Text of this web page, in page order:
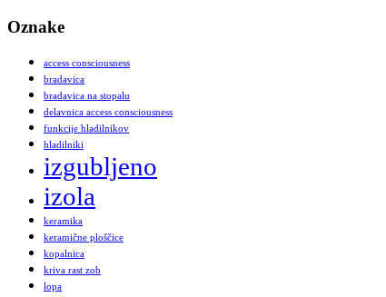
Oznake
access consciousness
bradavica
bradavica na stopalu
delavnica access consciousness
funkcije hladilnikov
hladilniki
izgubljeno
izola
keramika
keramične ploščice
kopalnica
kriva rast zob
lopa